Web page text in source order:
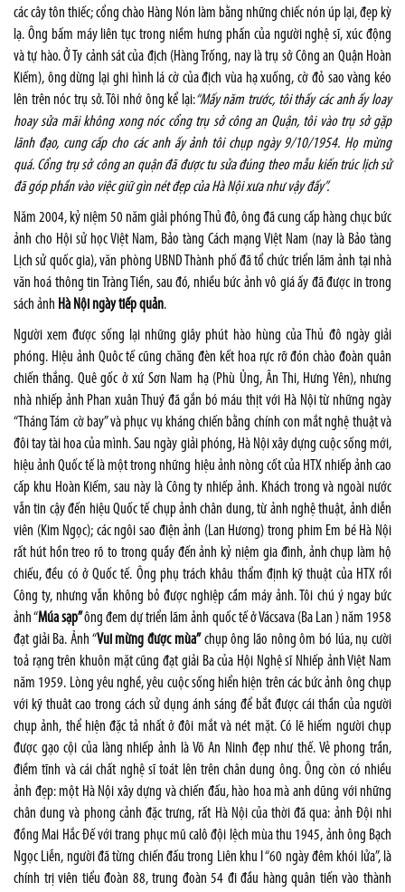
các cây tôn thiếc; cổng chào Hàng Nón làm bằng những chiếc nón úp lại, đẹp kỳ
lạ. Ông bấm máy liên tục trong niềm hưng phấn của người nghệ sĩ, xúc động
và tự hào. Ở Ty cảnh sát của địch (Hàng Trống, nay là trụ sở Công an Quận Hoàn
Kiếm), ông dừng lại ghi hình lá cờ của địch vùa hạ xuống, cờ đỏ sao vàng kéo
lên trên nóc trụ sở. Tôi nhớ ông kể lại:“Mấy năm trước, tôi thấy các anh ấy loay
hoay sửa mãi không xong nóc cổng trụ sở công an Quận, tôi vào trụ sở gặp
lãnh đạo, cung cấp cho các anh ấy ảnh tôi chụp ngày 9/10/1954. Họ mừng
quá. Cổng trụ sở công an quận đã được tu sửa đúng theo mẫu kiến trúc lịch sử
đã góp phần vào việc giữ gìn nét đẹp của Hà Nội xưa như vậy đấy”.
Năm 2004, kỷ niệm 50 năm giải phóng Thủ đô, ông đã cung cấp hàng chục bức
ảnh cho Hội sử học Việt Nam, Bảo tàng Cách mạng Việt Nam (nay là Bảo tàng
Lịch sử quốc gia), văn phòng UBND Thành phố đã tổ chức triển lãm ảnh tại nhà
văn hoá thông tin Tràng Tiền, sau đó, nhiều bức ảnh vô giá ấy đã được in trong
sách ảnh Hà Nội ngày tiếp quản.
Người xem được sống lại những giây phút hào hùng của Thủ đô ngày giải
phóng. Hiệu ảnh Quôc tế cũng chăng đèn kết hoa rực rỡ đón chào đoàn quân
chiến thắng. Quê gốc ở xứ Sơn Nam hạ (Phù Ủng, Ân Thi, Hưng Yên), nhưng
nhà nhiếp ảnh Phan xuân Thuý đã gắn bó máu thịt với Hà Nội từ những ngày
“Tháng Tám cờ bay” và phục vụ kháng chiến bằng chính con mắt nghệ thuật và
đôi tay tài hoa của mình. Sau ngày giải phóng, Hà Nội xây dựng cuộc sống mới,
hiệu ảnh Quốc tế là một trong những hiệu ảnh nòng cốt của HTX nhiếp ảnh cao
cấp khu Hoàn Kiếm, sau này là Công ty nhiếp ảnh. Khách trong và ngoài nước
vẫn tin cậy đến hiệu Quốc tế chụp ảnh chân dung, từ ảnh nghệ thuật, ảnh diễn
viên (Kim Ngọc); các ngôi sao điện ảnh (Lan Hương) trong phim Em bé Hà Nội
rất hút hồn treo rõ to trong quầy đến ảnh kỷ niệm gia đình, ảnh chụp làm hộ
chiếu, đều có ở Quốc tế. Ông phụ trách khâu thẩm định kỹ thuật của HTX rồi
Công ty, nhưng vẫn không bỏ được nghiệp cầm máy ảnh. Tôi chú ý ngay bức
ảnh “Múa sạp”ông đem dự triển lãm ảnh quốc tế ở Vácsava (Ba Lan ) năm 1958
đạt giải Ba. Ảnh “Vui mừng được mùa”chụp ông lão nông ôm bó lúa, nụ cười
toả rạng trên khuôn mặt cũng đạt giải Ba của Hội Nghệ sĩ Nhiếp ảnh Việt Nam
năm 1959. Lòng yêu nghề, yêu cuộc sống hiển hiện trên các bức ảnh ông chụp
với kỹ thuât cao trong cách sử dụng ánh sáng để bắt được cái thần của người
chụp ảnh, thể hiện đặc tả nhất ở đôi mắt và nét mặt. Có lẽ hiếm người chụp
được gạo cội của làng nhiếp ảnh là Võ An Ninh đẹp như thế. Vẻ phong trần,
điềm tĩnh và cái chất nghệ sĩ toát lên trên chân dung ông. Ông còn có nhiều
ảnh đẹp: một Hà Nội xây dựng và chiến đấu, hào hoa mà anh dũng với những
chân dung và phong cảnh đặc trưng, rất Hà Nội của thời đã qua: ảnh Đội nhi
đồng Mai Hắc Đế với trang phục mũ calô đội lệch mùa thu 1945, ảnh ông Bạch
Ngọc Liễn, người đã từng chiến đấu trong Liên khu I “60 ngày đêm khói lửa”, là
chính trị viên tiểu đoàn 88, trung đoàn 54 đi đầu hàng quân tiến vào thành